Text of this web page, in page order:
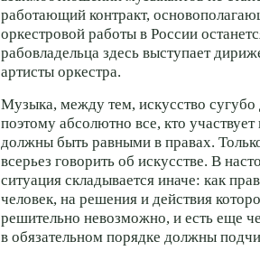
работающий контракт,
оркестровой работы в России
рабовладельца здесь выступает
артисты оркестра.
Музыка, между тем, искусство сугубо
поэтому абсолютно все, кто
должны быть равными в правах.
всерьез говорить об искусстве. В
ситуация складывается иначе: как
человек, на решения и действия
решительно невозможно, и есть еще
в обязательном порядке должны